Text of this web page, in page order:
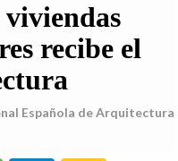
recibe el
Española de Arquitectura